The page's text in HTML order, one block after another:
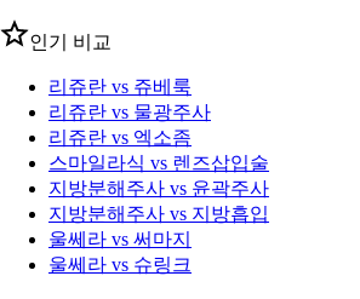
인기 비교
리쥬란 vs 쥬베룩
리쥬란 vs 물광주사
리쥬란 vs 엑소좀
스마일라식 vs 렌즈삽입술
지방분해주사 vs 윤곽주사
지방분해주사 vs 지방흡입
울쎄라 vs 써마지
울쎄라 vs 슈링크